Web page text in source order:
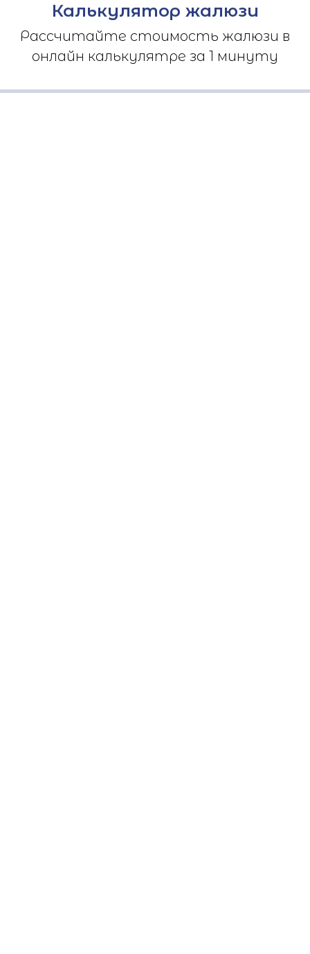
Калькулятор жалюзи
Рассчитайте стоимость жалюзи в
онлайн калькулятре за 1 минуту